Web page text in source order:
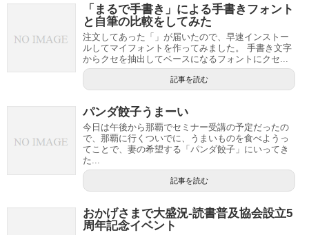
「まるで手書き」による手書きフォント
と自筆の比較をしてみた
注文してあった「」が届いたので、早速インストー
ルしてマイフォントを作ってみました。 手書き文字
からクセを抽出してベースになるフォントにクセ...
記事を読む
パンダ餃子うまーい
今日は午後から那覇でセミナー受講の予定だったの
で、那覇に行くついでに、うまいものを食べようっ
てことで、妻の希望する「パンダ餃子」にいってき
た...
記事を読む
おかげさまで大盛況-読書普及協会設立5
周年記念イベント